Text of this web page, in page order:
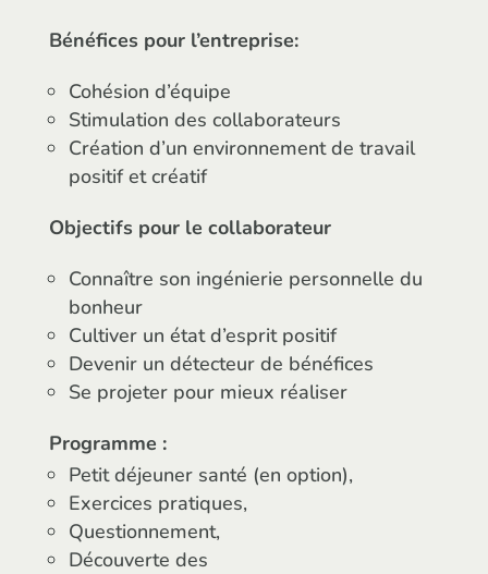
Bénéfices pour l’entreprise:
Cohésion d’équipe
Stimulation des collaborateurs
Création d’un environnement de travail
positif et créatif
Objectifs pour le collaborateur
Connaître son ingénierie personnelle du
bonheur
Cultiver un état d’esprit positif
Devenir un détecteur de bénéfices
Se projeter pour mieux réaliser
Programme :
Petit déjeuner santé (en option),
Exercices pratiques,
Questionnement,
Découverte des